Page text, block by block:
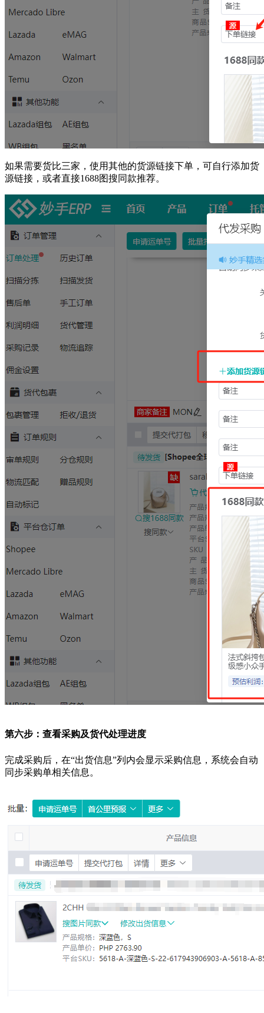
如果需要货比三家，使用其他的货源链接下单，可自行添加货
源链接，或者直接1688图搜同款推荐。
第六步：查看采购及货代处理进度
完成采购后，在“出货信息”列内会显示采购信息，系统会自动
同步采购单相关信息。